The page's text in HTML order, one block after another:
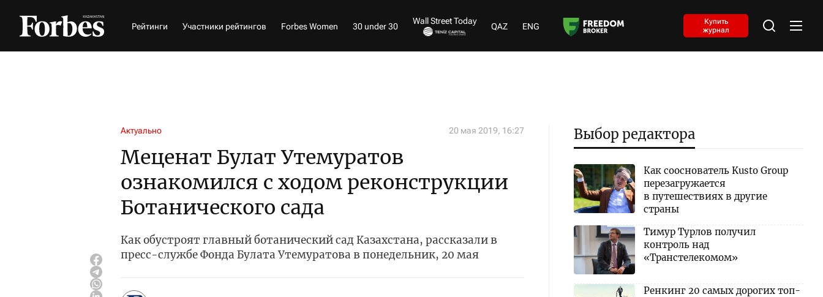
Рейтинги Участники рейтингов Forbes Women 30 under 30
Wall Street Today
QAZ ENG
Купить
журнал
Актуально 20 мая 2019, 16:27
Меценат Булат Утемуратов
ознакомился с ходом реконструкции
Ботанического сада
Как обустроят главный ботанический сад Казахстана, рассказали в
пресс-службе Фонда Булата Утемуратова в понедельник, 20 мая
Выбор редактора
Как сооснователь Kusto Group
перезагружается
в путешествиях в другие
страны
Тимур Турлов получил
контроль над
«Транстелекомом»
Ренкинг 20 самых дорогих топ-